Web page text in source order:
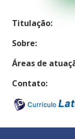
Titulação:
Sobre:
Áreas de
Contato: